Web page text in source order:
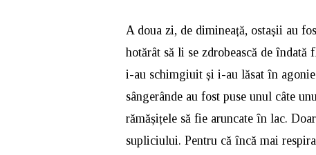
A doua zi, de dimineață, ostașii au
hotărât să li se zdrobească de
i-au schimgiuit și i-au lăsat în
sângerânde au fost puse unul câte
rămășițele să fie aruncate în lac.
supliciului. Pentru că încă mai